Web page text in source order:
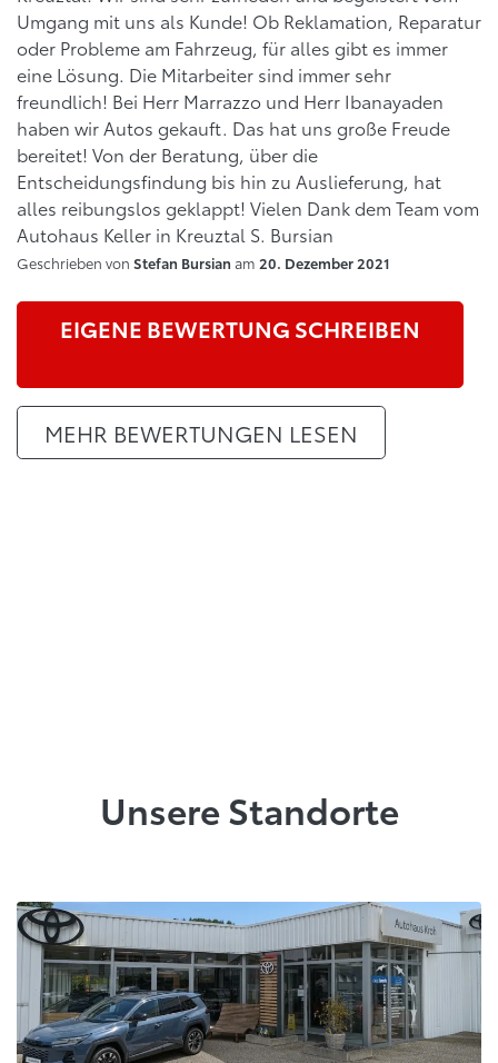
Umgang mit uns als Kunde! Ob Reklamation, Reparatur
oder Probleme am Fahrzeug, für alles gibt es immer
eine Lösung. Die Mitarbeiter sind immer sehr
freundlich! Bei Herr Marrazzo und Herr Ibanayaden
haben wir Autos gekauft. Das hat uns große Freude
bereitet! Von der Beratung, über die
Entscheidungsfindung bis hin zu Auslieferung, hat
alles reibungslos geklappt! Vielen Dank dem Team vom
Autohaus Keller in Kreuztal S. Bursian
Geschrieben von Stefan Bursian am 20. Dezember 2021
EIGENE BEWERTUNG SCHREIBEN
MEHR BEWERTUNGEN LESEN
Unsere Standorte